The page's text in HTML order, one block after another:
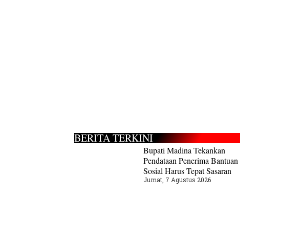
BERITA TERKINI
Bupati Madina Tekankan
Pendataan Penerima Bantuan
Sosial Harus Tepat Sasaran
Jumat, 7 Agustus 2026